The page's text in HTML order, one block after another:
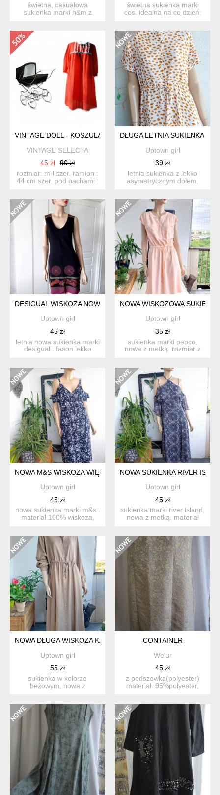
świetna, casualowa
sukienka marki h&m z
świetna sukienka marki
cos. idealna na co dzień:
VINTAGE DOLL - KOSZULA HALKA
VINTAGE SELECTA
45 zł
90 zł
rozmiar: m-l szer. ramion :
44 cm szer. pod pachami :
DŁUGA LETNIA SUKIENKA Z
Uptown girl
39 zł
letnia sukienka z lekko
asymetrycznym dołem.
DESIGUAL WISKOZA NOWA Z METKĄ
Uptown girl
45 zł
letnia nowa sukienka marki
desigual . fason lekko
NOWA WISKOZOWA SUKIENKA
Uptown girl
35 zł
sukienka marki pepco,
nowa z metką. rozmiar z
NOWA M&S WISKOZA WIĘKSZA
Uptown girl
45 zł
nowa sukienka marki m&s .
materiał 100% wiskoza,
NOWA SUKIENKA RIVER
Uptown girl
45 zł
sukienka marki river island,
nowa z metką. materiał
NOWA DŁUGA WISKOZA KAFFE
Uptown girl
55 zł
sukienka w kolorze
beżowym, nowa z
CONTAINER
Welur
45 zł
z podszewką(polyester)
materiał: 95%polyester,